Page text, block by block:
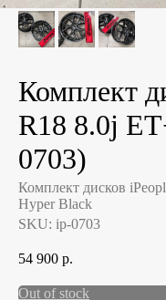
Комплект
R18 8.0j
0703)
Комплект дисков
Hyper Black
SKU: ip-0703
54 900 р.
Out of stock